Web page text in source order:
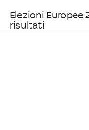
Elezioni Europee
risultati